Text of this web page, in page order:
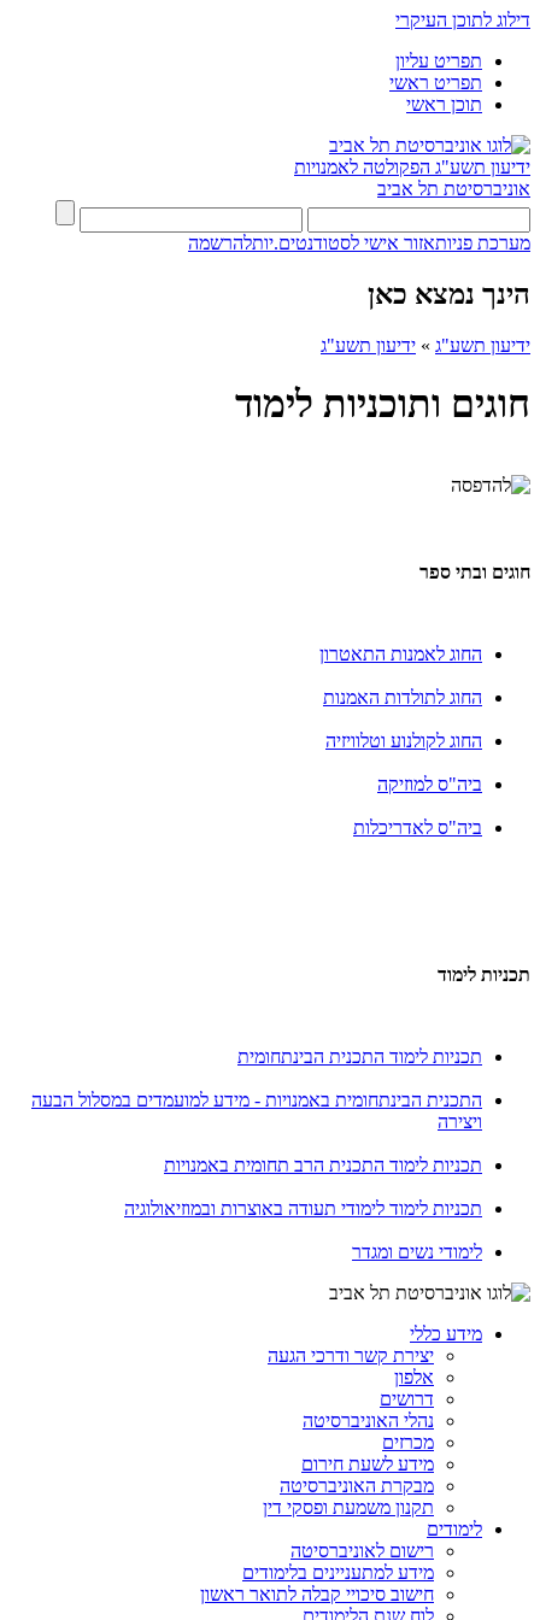
דילוג לתוכן העיקרי
תפריט עליון
תפריט ראשי
תוכן ראשי
ידיעון תשע"ג הפקולטה לאמנויות
אוניברסיטת תל אביב
מערכת פניותאזור אישי לסטודנטים.יותלהרשמה
הינך נמצא כאן
ידיעון תשע"ג » ידיעון תשע"ג
חוגים ותוכניות לימוד
חוגים ובתי ספר
החוג לאמנות התאטרון
החוג לתולדות האמנות
החוג לקולנוע וטלוויזיה
ביה"ס למוזיקה
ביה"ס לאדריכלות
תכניות לימוד
תכניות לימוד התכנית הבינתחומית
התכנית הבינתחומית באמנויות - מידע למועמדים במסלול הבעה
ויצירה
תכניות לימוד התכנית הרב תחומית באמנויות
תכניות לימוד לימודי תעודה באוצרות ובמוזיאולוגיה
לימודי נשים ומגדר
מידע כללי
יצירת קשר ודרכי הגעה
אלפון
דרושים
נהלי האוניברסיטה
מכרזים
מידע לשעת חירום
מבקרת האוניברסיטה
תקנון משמעת ופסקי דין
לימודים
רישום לאוניברסיטה
מידע למתעניינים בלימודים
חישוב סיכויי קבלה לתואר ראשון
לוח שנת הלימודים